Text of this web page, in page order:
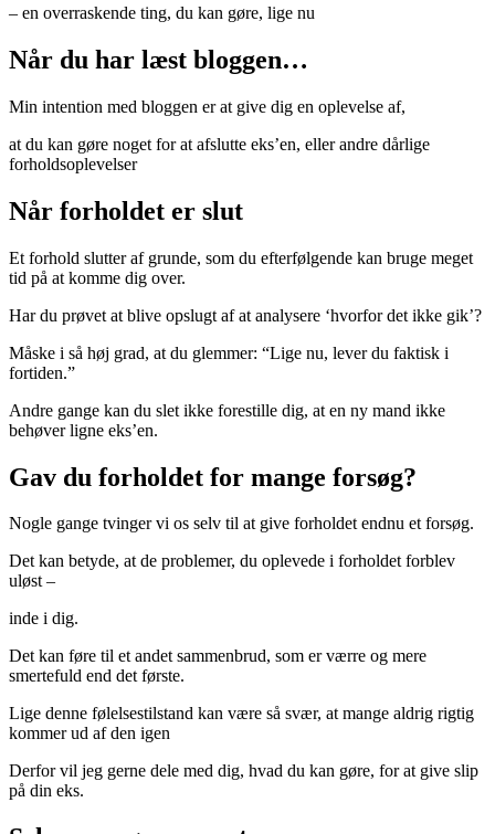
– en overraskende ting, du kan gøre, lige nu
Når du har læst bloggen…
Min intention med bloggen er at give dig en oplevelse af,
at du kan gøre noget for at afslutte eks’en, eller andre dårlige
forholdsoplevelser
Når forholdet er slut
Et forhold slutter af grunde, som du efterfølgende kan bruge meget
tid på at komme dig over.
Har du prøvet at blive opslugt af at analysere ‘hvorfor det ikke gik’?
Måske i så høj grad, at du glemmer: “Lige nu, lever du faktisk i
fortiden.”
Andre gange kan du slet ikke forestille dig, at en ny mand ikke
behøver ligne eks’en.
Gav du forholdet for mange forsøg?
Nogle gange tvinger vi os selv til at give forholdet endnu et forsøg.
Det kan betyde, at de problemer, du oplevede i forholdet forblev
uløst –
inde i dig.
Det kan føre til et andet sammenbrud, som er værre og mere
smertefuld end det første.
Lige denne følelsestilstand kan være så svær, at mange aldrig rigtig
kommer ud af den igen
Derfor vil jeg gerne dele med dig, hvad du kan gøre, for at give slip
på din eks.